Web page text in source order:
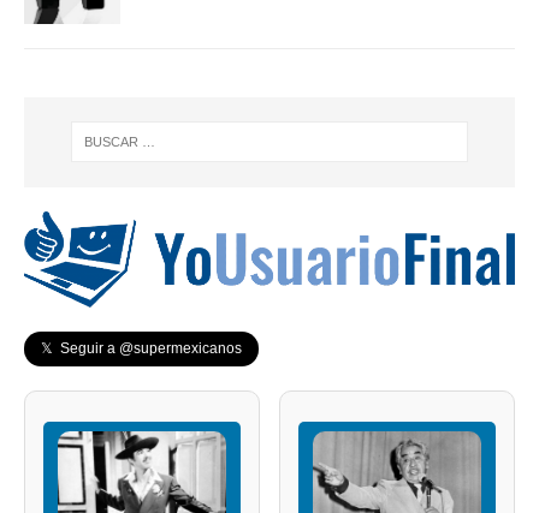
𝕏 Seguir a @supermexicanos